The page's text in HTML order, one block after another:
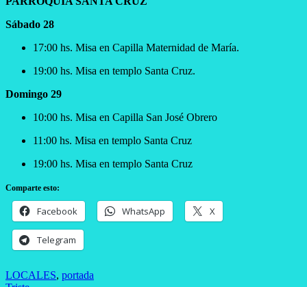
Sábado 28
17:00 hs. Misa en Capilla Maternidad de María.
19:00 hs. Misa en templo Santa Cruz.
Domingo 29
10:00 hs. Misa en Capilla San José Obrero
11:00 hs. Misa en templo Santa Cruz
19:00 hs. Misa en templo Santa Cruz
Comparte esto:
Facebook WhatsApp X
Telegram
LOCALES, portada